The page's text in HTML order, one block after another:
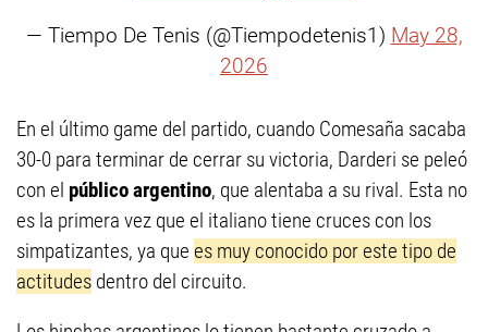
— Tiempo De Tenis (@Tiempodetenis1) May 28,
2026
En el último game del partido, cuando Comesaña sacaba
30-0 para terminar de cerrar su victoria, Darderi se peleó
con el público argentino, que alentaba a su rival. Esta no
es la primera vez que el italiano tiene cruces con los
simpatizantes, ya que es muy conocido por este tipo de
actitudes dentro del circuito.